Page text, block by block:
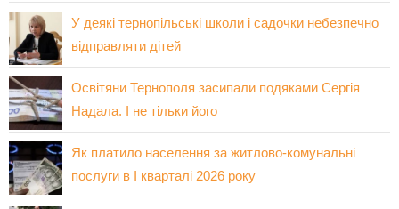
У деякі тернопільські школи і садочки небезпечно
відправляти дітей
Освітяни Тернополя засипали подяками Сергія
Надала. І не тільки його
Як платило населення за житлово-комунальні
послуги в І кварталі 2026 року